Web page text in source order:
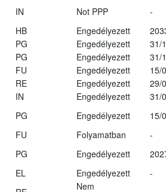
IN Not PPP
-
HB Engedélyezett
PG Engedélyezett
31/
PG Engedélyezett
31/
FU Engedélyezett
15/
RE Engedélyezett
29/
IN Engedélyezett
31/
PG Engedélyezett
15/
FU Folyamatban
-
PG Engedélyezett
EL Engedélyezett
-
Nem